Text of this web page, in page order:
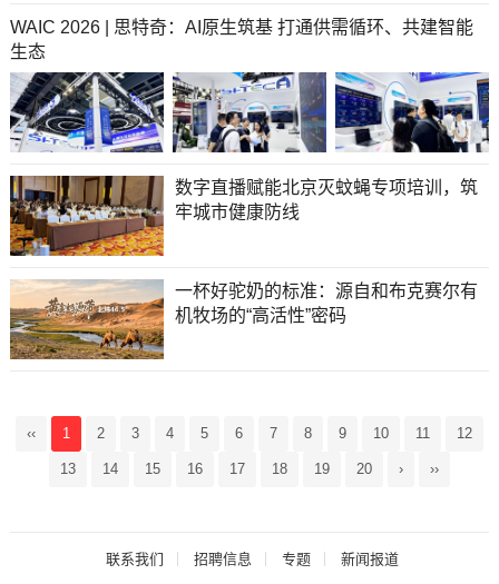
WAIC 2026 | 思特奇：AI原生筑基 打通供需循环、共建智能
生态
数字直播赋能北京灭蚊蝇专项培训，筑
牢城市健康防线
一杯好驼奶的标准：源自和布克赛尔有
机牧场的“高活性”密码
‹‹ 1 2 3 4 5 6 7 8 9 10 11 12
13 14 15 16 17 18 19 20 › ››
联系我们 招聘信息 专题 新闻报道